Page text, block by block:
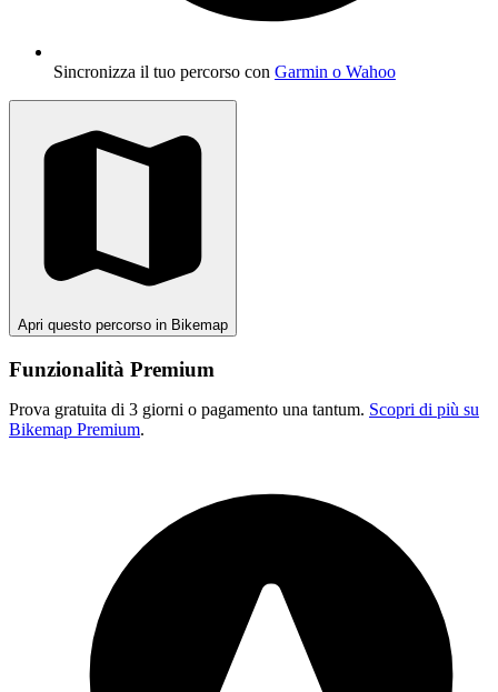
Sincronizza il tuo percorso con Garmin o Wahoo
Apri questo percorso in Bikemap
Funzionalità Premium
Prova gratuita di 3 giorni o pagamento una tantum. Scopri di più su
Bikemap Premium.